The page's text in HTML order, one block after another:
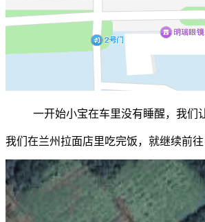
一开始小宝在车里没有睡醒，我们
我们在兰州拉面店里吃完饭，就继续前